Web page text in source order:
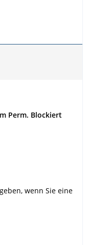
Perm. Blockiert
wenn Sie eine